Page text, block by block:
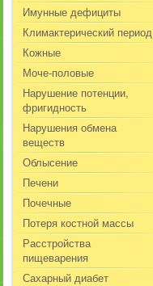
Имунные дефициты
Климактерический период
Кожные
Моче-половые
Нарушение потенции,
фригидность
Нарушения обмена
веществ
Облысение
Печени
Почечные
Потеря костной массы
Расстройства
пищеварения
Сахарный диабет